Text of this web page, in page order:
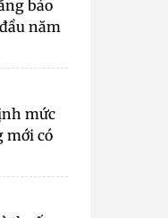
báo
năm
mức
mới có